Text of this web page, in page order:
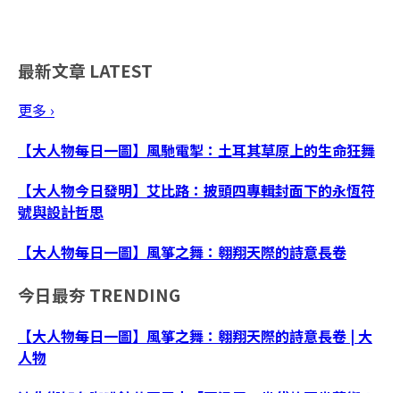
最新文章 LATEST
更多 ›
【大人物每日一圖】風馳電掣：土耳其草原上的生命狂舞
【大人物今日發明】艾比路：披頭四專輯封面下的永恆符
號與設計哲思
【大人物每日一圖】風箏之舞：翱翔天際的詩意長卷
今日最夯 TRENDING
【大人物每日一圖】風箏之舞：翱翔天際的詩意長卷 | 大
人物